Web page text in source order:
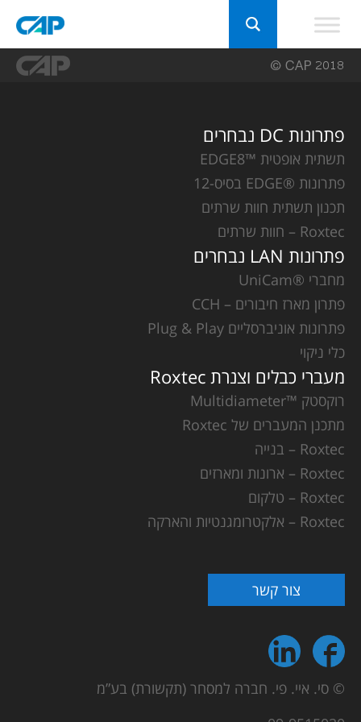
פתרונות DC נבחרים
תשתית אופטית ™EDGE8
פתרונות ®EDGE בסיס-12
תכנון תשתית חוות שרתים
Roxtec – חוות שרתים
פתרונות LAN נבחרים
מחברי ®UniCam
פתרון מארז חיבורים – CCH
פתרונות אוניברסליים Plug & Play
כלי ניקוי
מעברי כבלים וצנרת Roxtec
רוקסטק ™Multidiameter
מתכנן המעברים של Roxtec
Roxtec – בנייה
Roxtec – ארונות ומארזים
Roxtec – טלקום
Roxtec – אלקטרומגנטיות והארקה
צור קשר
© סי. איי. פי. חברה למסחר (תקשורת) בע”מ